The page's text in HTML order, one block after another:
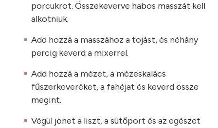
porcukrot. Összekeverve habos masszát kell
alkotniuk.
Add hozzá a masszához a tojást, és néhány
percig keverd a mixerrel.
Add hozzá a mézet, a mézeskalács
fűszerkeveréket, a fahéjat és keverd össze
megint.
Végül jöhet a liszt, a sütőport és az egészet